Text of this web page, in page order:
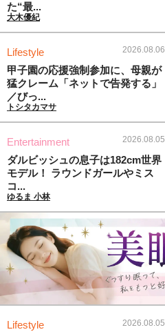
た“最...
大木優紀
Lifestyle 2026.08.06
甲子園の応援強制参加に、母親が
猛クレーム「ネットで告発する」
／びっ...
トシタカマサ
Entertainment 2026.08.05
ダルビッシュの息子は182cm世界
モデル！ ラウンドガールやミス
コ...
ゆるま 小林
Lifestyle 2026.08.05